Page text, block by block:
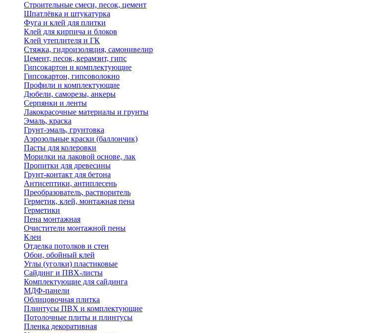
Строительные смеси, песок, цемент
Шпатлёвка и штукатурка
Фуга и клей для плитки
Клей для кирпича и блоков
Клей утеплителя и ГК
Стяжка, гидроизоляция, самонивелир
Цемент, песок, керамзит, гипс
Гипсокартон и комплектующие
Гипсокартон, гипсоволокно
Профили и комплектующие
Дюбели, саморезы, анкеры
Серпянки и ленты
Лакокрасочные материалы и грунты
Эмаль, краска
Грунт-эмаль, грунтовка
Аэрозольные краски (баллончик)
Пасты для колеровки
Морилки на лаковой основе, лак
Пропитки для древесины
Грунт-контакт для бетона
Антисептики, антиплесень
Преобразователь, растворитель
Герметик, клей, монтажная пена
Герметики
Пена монтажная
Очистители монтажной пены
Клеи
Отделка потолков и стен
Обои, обойный клей
Углы (уголки) пластиковые
Сайдинг и ПВХ-листы
Комплектующие для сайдинга
МДФ-панели
Облицовочная плитка
Плинтусы ПВХ и комплектующие
Потолочные плиты и плинтусы
Пленка декоративная